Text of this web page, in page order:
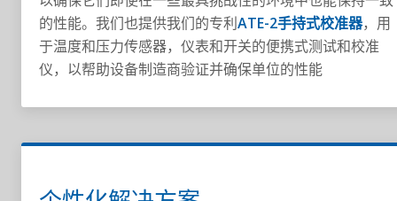
的性能。我们也提供我们的专利ATE-2手持式校准器，用
于温度和压力传感器，仪表和开关的便携式测试和校准
仪，以帮助设备制造商验证并确保单位的性能